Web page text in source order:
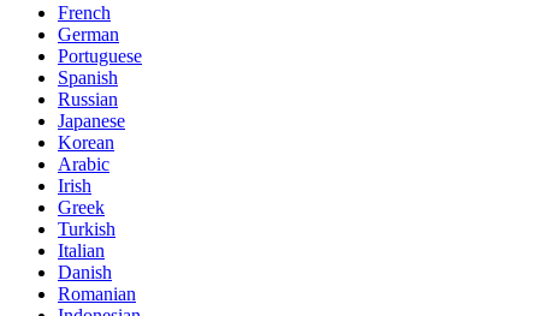
French
German
Portuguese
Spanish
Russian
Japanese
Korean
Arabic
Irish
Greek
Turkish
Italian
Danish
Romanian